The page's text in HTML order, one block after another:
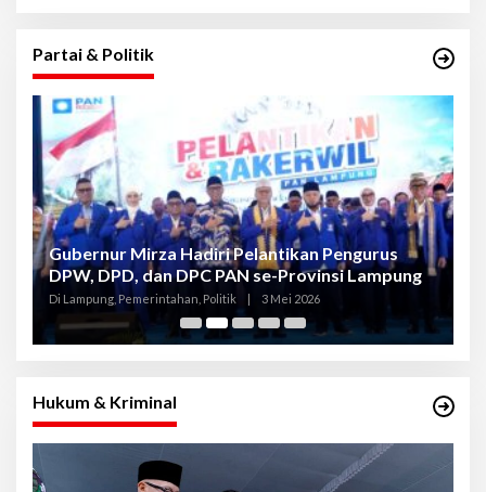
Partai & Politik
Gubernur Mirza Hadiri Pelantikan Pengurus
DPW, DPD, dan DPC PAN se-Provinsi Lampung
Di Lampung, Pemerintahan, Politik 3 Mei 2026
Hukum & Kriminal